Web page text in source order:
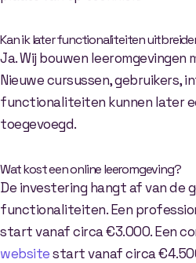
Kan ik later functionaliteiten
Ja. Wij bouwen leeromgevingen
Nieuwe cursussen, gebruikers,
functionaliteiten kunnen later
toegevoegd.
Wat kost een online leeromgeving?
De investering hangt af van de
functionaliteiten. Een
start vanaf circa €3.000. Een
websitestart vanaf circa